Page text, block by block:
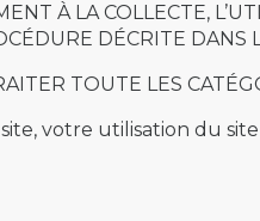
À LA COLLECTE,
DÉCRITE DANS
TOUTE LES
votre utilisation du